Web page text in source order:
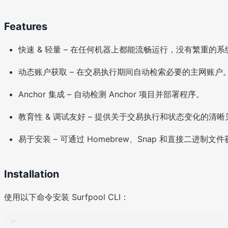
Features
快速 & 轻量 – 在任何机器上都能流畅运行，没有繁重的系
动态账户获取 – 在交易执行期间自动检索必要的主网账户。
Anchor 集成 – 自动检测 Anchor 项目并部署程序。
教育性 & 调试友好 – 提供关于交易执行和状态变化的清晰
易于安装 – 可通过 Homebrew、Snap 和直接二进制文件
Installation
使用以下命令安装 Surfpool CLI：